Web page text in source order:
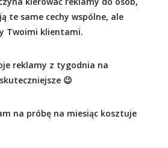
te same cechy wspólne, ale
Twoimi klientami.
reklamy z tygodnia na
😉
na próbę na miesiąc kosztuje